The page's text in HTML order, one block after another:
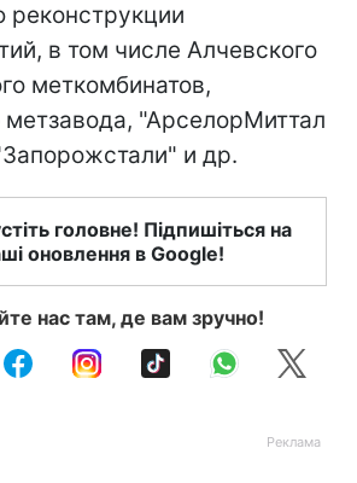
в том числе Алчевского
меткомбинатов,
метзавода, "АрселорМиттал
и др.
головне! Підпишіться на
оновлення в Google!
нас там, де вам зручно!